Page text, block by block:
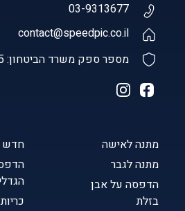
מתנה לאישה
מתנה לגבר
הדפסה על אבן
בזלת
חדש
כריות
03-9313677
contact@speedpic.co.il
מספר ספק משרד הביטחון: 0011016685